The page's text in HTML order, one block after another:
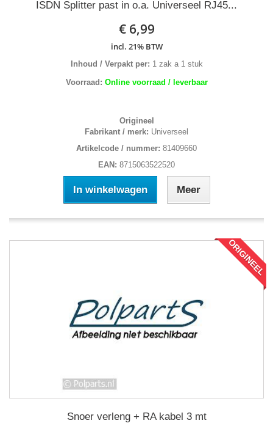
ISDN Splitter past in o.a. Universeel RJ45...
€ 6,99
incl. 21% BTW
Inhoud / Verpakt per: 1 zak a 1 stuk
Voorraad: Online voorraad / leverbaar
Origineel
Fabrikant / merk: Universeel
Artikelcode / nummer: 81409660
EAN: 8715063522520
In winkelwagen Meer
ORIGINEEL
Snoer verleng + RA kabel 3 mt